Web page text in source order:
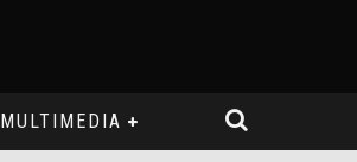
MULTIMEDIA